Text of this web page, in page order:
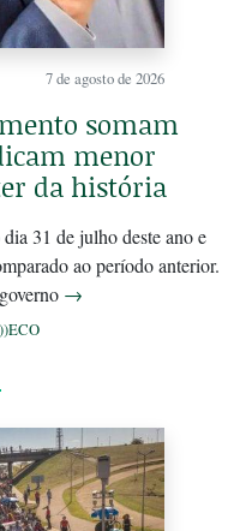
7 de agosto de 2026
somam
menor
da história
31 de julho deste ano e
ao período anterior.
→